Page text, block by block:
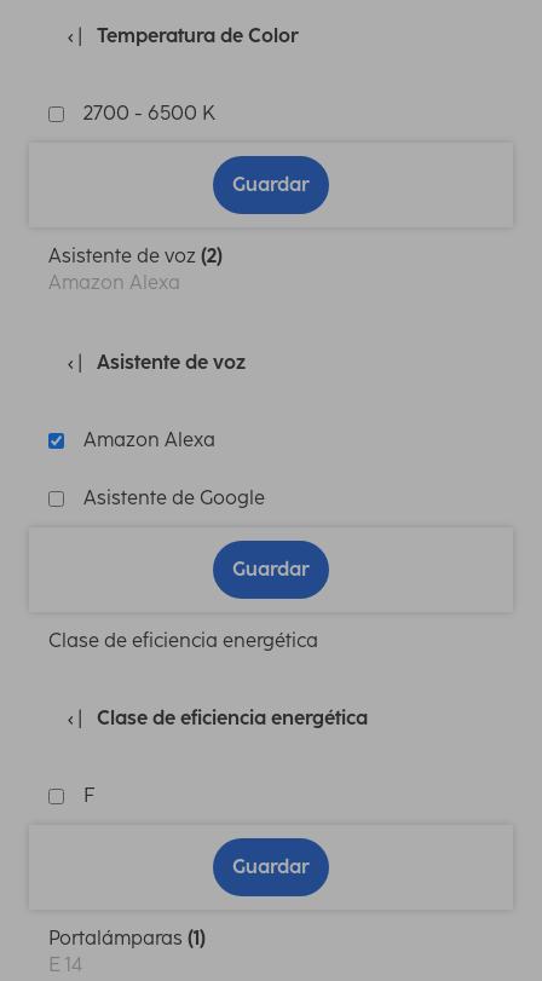
Temperatura de Color
2700 - 6500 K
Guardar
Asistente de voz (2)
Amazon Alexa
Asistente de voz
Amazon Alexa
Asistente de Google
Guardar
Clase de eficiencia energética
Clase de eficiencia energética
F
Guardar
Portalámparas (1)
E 14